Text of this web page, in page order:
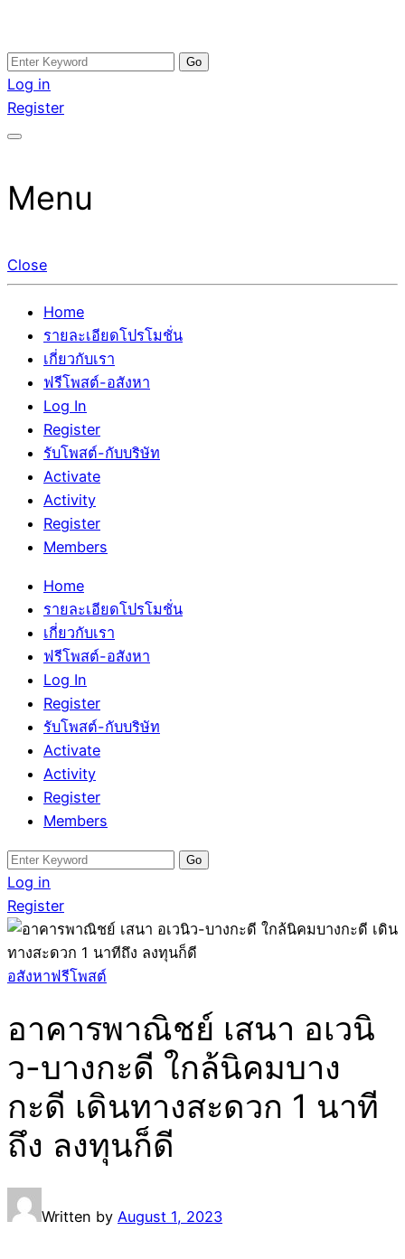
Skip
to
content
อสังหาโพสต์ รีวิวเยอะ รับจ้างโพสต์ขายบ้าน รับจ้างโพสต์อสัง
หา แตกต่างอย่างตั้งใจ รับรองผล อันดับ1 การโพสต์ขายอสังหา
กับทีมงานบริษัท บ้าน ที่ดิน คอนโด ติดGoogleหน้าแรกได้จริงๆ
รับจ้างโพสอสังหา ขายบ้าน อสังหาโพสต์ เชื่อถือได้จริง รับ
โพสต์ ที่ดิน กับทีมงานบริษัท ถูกและดีที่สุด ไม่มีค่านายหน้า
ขายได้จริงๆ ช่วยสร้างโอกาสในการขายได้มากกว่า ที่เดียว ที่
Search
for:
Log in
Register
Menu
Close
Home
รายละเอียดโปรโมชั่น
เกี่ยวกับเรา
ฟรีโพสต์-อสังหา
Log In
Register
รับโพสต์-กับบริษัท
Activate
Activity
Register
Members
Home
รายละเอียดโปรโมชั่น
เกี่ยวกับเรา
ฟรีโพสต์-อสังหา
Log In
Register
รับโพสต์-กับบริษัท
Activate
Activity
Register
Members
Search
for:
Log in
Register
อสังหาฟรีโพสต์
อาคารพาณิชย์ เสนา อเวนิ
ว-บางกะดี ใกล้นิคมบาง
กะดี เดินทางสะดวก 1 นาที
ถึง ลงทุนก็ดี
Written by August 1, 2023